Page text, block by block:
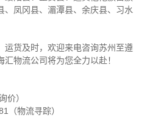
、凤冈县、湄潭县、余庆县、习水
运货及时，欢迎来电咨询苏州至遵
汇物流公司将为您全力以赴！
价）
（物流寻踪）